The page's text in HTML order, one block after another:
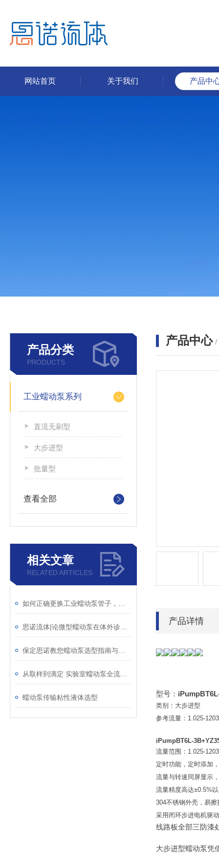
网站首页 关于我们 产品中
产品分类
PRODUCTS
工业蠕动泵系列
直流无刷型
大步进型
批量型
查看全部
相关文章
RELATED ARTICLES
蠕动泵传输粘性液体选型
产品中心 /
产品详情
型号：
类别：大步进型
参考流量：1.025-
iPumpBT6L-
流量范围：1.025-
定时功能，定时添加
流量与转速同屏显示
流量精度高达±0.5%
304不锈钢外壳，易擦
采用闭环步进电机驱
线路板全部三防漆
大步进型蠕动泵‌凭